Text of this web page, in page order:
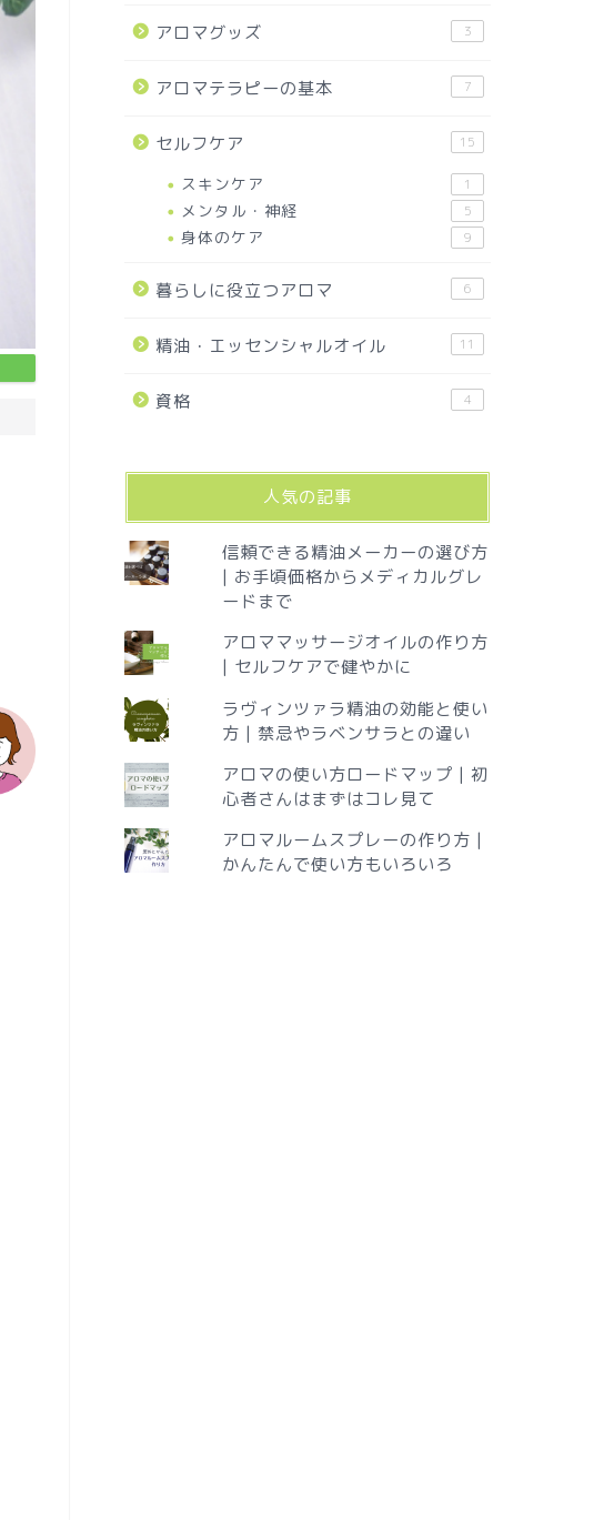
アロマグッズ 3
アロマテラピーの基本 7
セルフケア 15
スキンケア 1
メンタル・神経 5
身体のケア 9
暮らしに役立つアロマ 6
精油・エッセンシャルオイル 11
資格 4
人気の記事
信頼できる精油メーカーの選び方
| お手頃価格からメディカルグレ
ードまで
アロママッサージオイルの作り方
| セルフケアで健やかに
ラヴィンツァラ精油の効能と使い
方 | 禁忌やラベンサラとの違い
アロマの使い方ロードマップ | 初
心者さんはまずはコレ見て
アロマルームスプレーの作り方 |
かんたんで使い方もいろいろ